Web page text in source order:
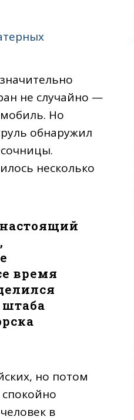
не случайно —
Но
обнаружил
несколько
время
но потом
в